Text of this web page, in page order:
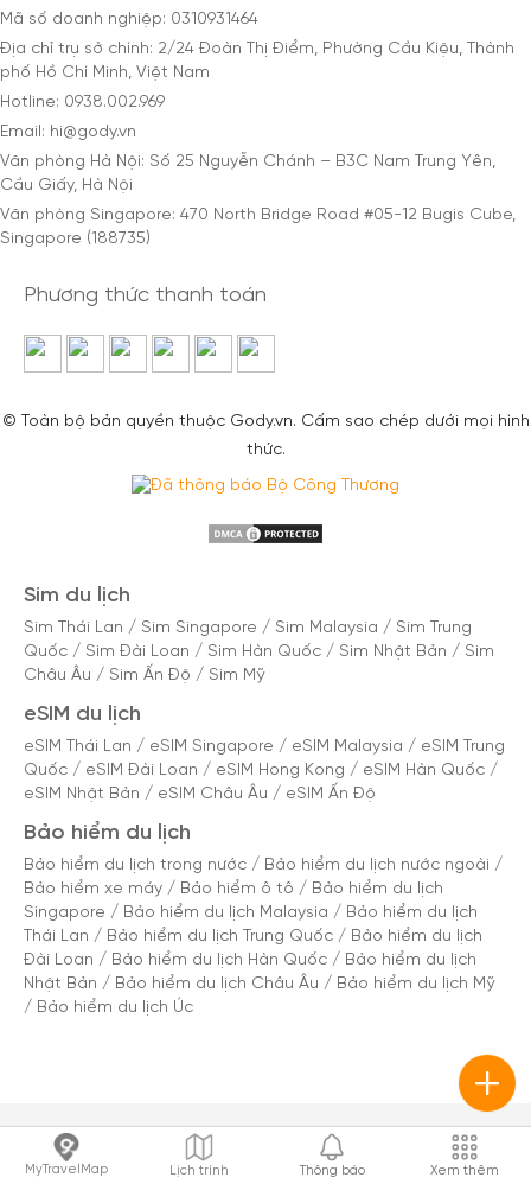
MyTravelMap Lịch trình Thông báo Xem thêm
Mã số doanh nghiệp: 0310931464
Địa chỉ trụ sở chính: 2/24 Đoàn Thị Điểm, Phường Cầu Kiệu, Thành
phố Hồ Chí Minh, Việt Nam
Hotline: 0938.002.969
Email: hi@gody.vn
Văn phòng Hà Nội: Số 25 Nguyễn Chánh – B3C Nam Trung Yên,
Cầu Giấy, Hà Nội
Văn phòng Singapore: 470 North Bridge Road #05-12 Bugis Cube,
Singapore (188735)
Phương thức thanh toán
© Toàn bộ bản quyền thuộc Gody.vn. Cấm sao chép dưới mọi hình
thức.
Sim du lịch
Sim Thái Lan / Sim Singapore / Sim Malaysia / Sim Trung
Quốc / Sim Đài Loan / Sim Hàn Quốc / Sim Nhật Bản / Sim
Châu Âu / Sim Ấn Độ / Sim Mỹ
eSIM du lịch
eSIM Thái Lan / eSIM Singapore / eSIM Malaysia / eSIM Trung
Quốc / eSIM Đài Loan / eSIM Hong Kong / eSIM Hàn Quốc /
eSIM Nhật Bản / eSIM Châu Âu / eSIM Ấn Độ
Bảo hiểm du lịch
Bảo hiểm du lịch trong nước / Bảo hiểm du lịch nước ngoài /
Bảo hiểm xe máy / Bảo hiểm ô tô / Bảo hiểm du lịch
Singapore / Bảo hiểm du lịch Malaysia / Bảo hiểm du lịch
Thái Lan / Bảo hiểm du lịch Trung Quốc / Bảo hiểm du lịch
Đài Loan / Bảo hiểm du lịch Hàn Quốc / Bảo hiểm du lịch
Nhật Bản / Bảo hiểm du lịch Châu Âu / Bảo hiểm du lịch Mỹ
/ Bảo hiểm du lịch Úc